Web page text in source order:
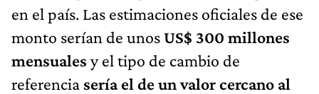
en el país. Las estimaciones oficiales de ese
monto serían de unosUS$ 300 millones
mensuales y el tipo de cambio de
referencia sería el de un valor cercano al